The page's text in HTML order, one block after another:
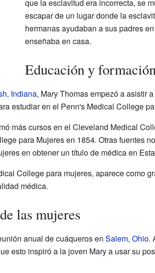
que la esclavitud era incorrecta, se
escapar de un lugar donde la
hermanas ayudaban a sus padres
enseñaba en casa.
Educación y
Indiana, Mary Thomas empezó a asistir
estudiar en el Penn's Medical College
más cursos en el Cleveland Medical
para Mujeres en 1854. Otras fuentes
en obtener un título de médica en
College para mujeres, aparece como
médica.
las mujeres
anual de cuáqueros en Salem, Ohio.
esto inspiró a la joven Mary a usar su